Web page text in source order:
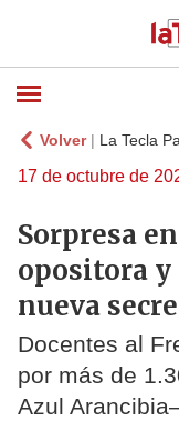
Volver| La Tecla
17 de octubre de
Sorpresa
opositora y
nueva
Docentes al
por más de
Azul